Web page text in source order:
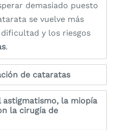
demasiado puesto
se vuelve más
y los riesgos
.
de cataratas
astigmatismo, la miopía
la cirugía de